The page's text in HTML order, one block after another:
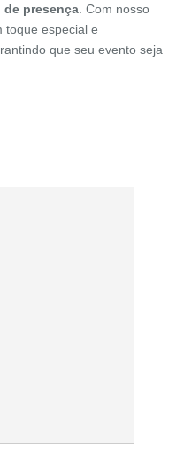
presença . Com nosso
toque especial e
que seu evento seja